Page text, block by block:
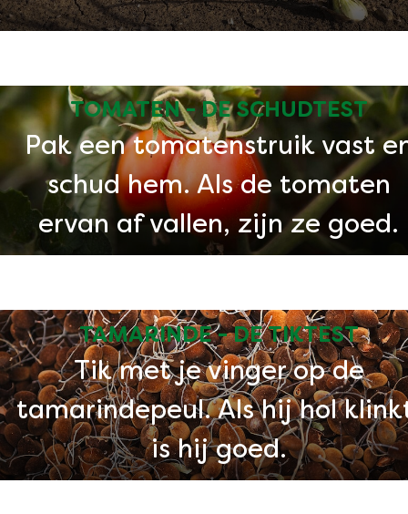
TOMATEN - DE SCHUDTEST
Pak een tomatenstruik vast
schud hem. Als de tomaten
ervan af vallen, zijn ze goed.
TAMARINDE - DE TIKTEST
Tik met je vinger op de
tamarindepeul. Als hij hol
is hij goed.